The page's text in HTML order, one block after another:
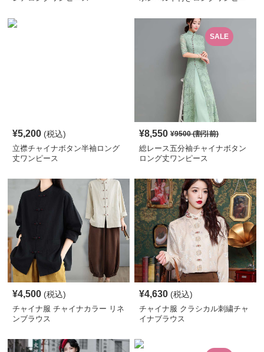
¥5,200 (税込)
立襟チャイナボタン半袖ロング
丈ワンピース
SALE
¥8,550 ¥9500(割引前)
総レース五分袖チャイナボタン
ロング丈ワンピース
¥4,500 (税込)
チャイナ服 チャイナカラー リネ
ンブラウス
¥4,630 (税込)
チャイナ服 クラシカル刺繍チャ
イナブラウス